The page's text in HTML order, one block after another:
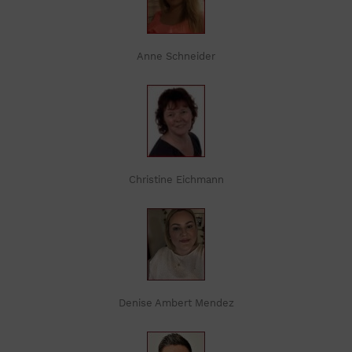
Anne Schneider
Christine Eichmann
Denise Ambert Mendez